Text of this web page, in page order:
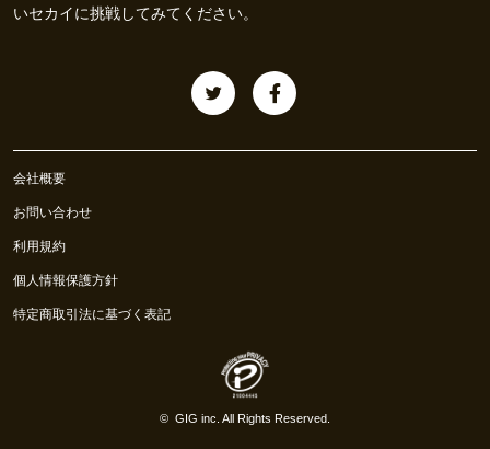
いセカイに挑戦してみてください。
会社概要
お問い合わせ
利用規約
個人情報保護方針
特定商取引法に基づく表記
© GIG inc. All Rights Reserved.